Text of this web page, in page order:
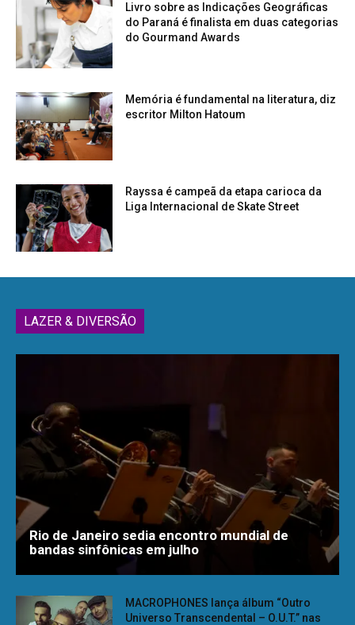
Livro sobre as Indicações Geográficas
do Paraná é finalista em duas categorias
do Gourmand Awards
Memória é fundamental na literatura, diz
escritor Milton Hatoum
Rayssa é campeã da etapa carioca da
Liga Internacional de Skate Street
LAZER & DIVERSÃO
Rio de Janeiro sedia encontro mundial de
bandas sinfônicas em julho
MACROPHONES lança álbum “Outro
Universo Transcendental – O.U.T.” nas